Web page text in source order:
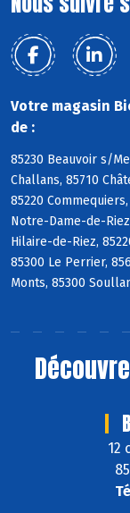
Votre magasin
de :
85230 Beauvoir s/
Challans, 85710
85220
Notre-Dame-de-
Hilaire-de-Riez,
85300 Le Perrier,
Monts, 85300
12